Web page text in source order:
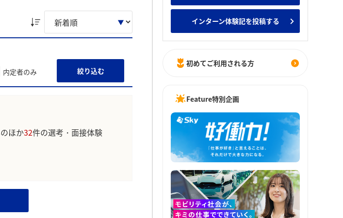
内定者のみ 絞り込む
ほか32件の選考・面接体験
インターン体験記を投稿する
初めてご利用される方
Feature特別企画